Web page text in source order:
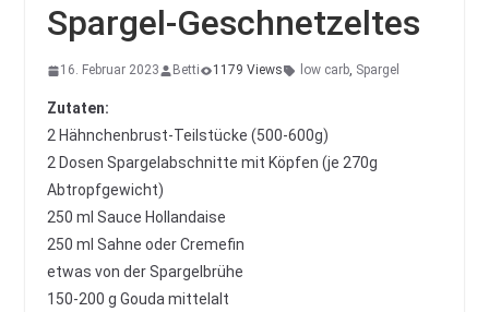
Spargel-Geschnetzeltes
16. Februar 2023 Betti 1179 Views low carb, Spargel
Zutaten:
2 Hähnchenbrust-Teilstücke (500-600g)
2 Dosen Spargelabschnitte mit Köpfen (je 270g
Abtropfgewicht)
250 ml Sauce Hollandaise
250 ml Sahne oder Cremefin
etwas von der Spargelbrühe
150-200 g Gouda mittelalt